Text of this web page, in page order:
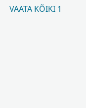
VAATA KÕIKI 1